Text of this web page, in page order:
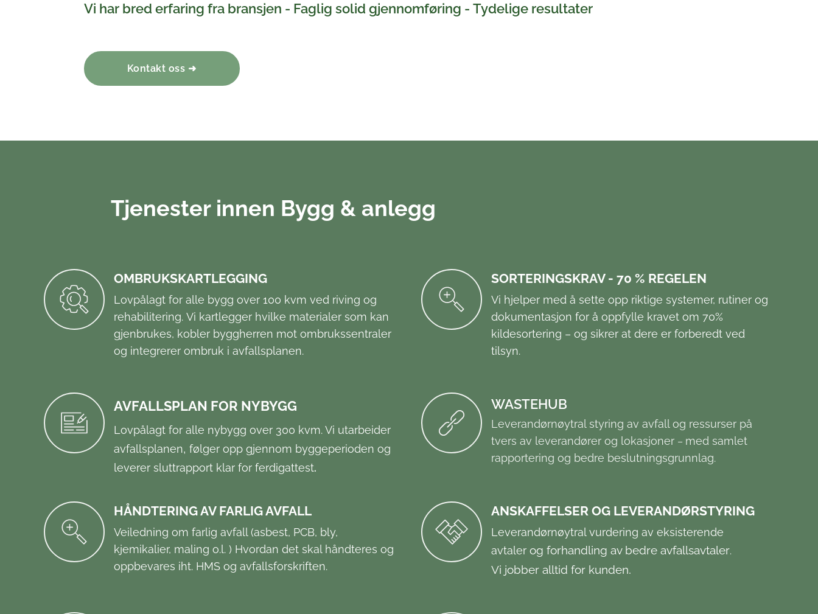
Vi har bred erfaring fra bransjen - Faglig solid gjennomføring - Tydelige resultater
Kontakt oss ➜
Tjenester innen Bygg & anlegg
OMBRUKSKARTLEGGING
Lovpålagt for alle bygg over 100 kvm ved riving og
rehabilitering. Vi kartlegger hvilke materialer som kan
gjenbrukes, kobler byggherren mot ombrukssentraler
og integrerer ombruk i avfallsplanen.
SORTERINGSKRAV - 70 % REGELEN
Vi hjelper med å sette opp riktige systemer, rutiner og
dokumentasjon for å oppfylle kravet om 70%
kildesortering – og sikrer at dere er forberedt ved
tilsyn.
AVFALLSPLAN FOR NYBYGG
Lovpålagt for alle nybygg over 300 kvm. Vi utarbeider
avfallsplanen, følger opp gjennom byggeperioden og
leverer sluttrapport klar for ferdigattest.
WASTEHUB
Leverandørnøytral styring av avfall og ressurser på
tvers av leverandører og lokasjoner – med samlet
rapportering og bedre beslutningsgrunnlag.
HÅNDTERING AV FARLIG AVFALL
Veiledning om farlig avfall (asbest, PCB, bly,
kjemikalier, maling o.l. ) Hvordan det skal håndteres og
oppbevares iht. HMS og avfallsforskriften.
ANSKAFFELSER OG LEVERANDØRSTYRING
Leverandørnøytral vurdering av eksisterende
avtaler og forhandling av bedre avfallsavtaler.
Vi jobber alltid for kunden.